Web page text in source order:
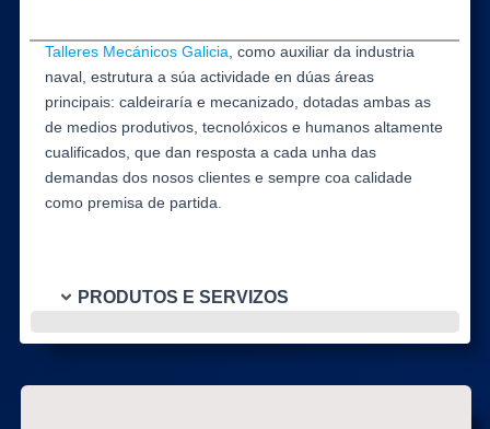
Talleres Mecánicos Galicia , como auxiliar da industria
naval, estrutura a súa actividade en dúas áreas
principais: caldeiraría e mecanizado, dotadas ambas as
de medios produtivos, tecnolóxicos e humanos altamente
cualificados, que dan resposta a cada unha das
demandas dos nosos clientes e sempre coa calidade
como premisa de partida.
PRODUTOS E SERVIZOS